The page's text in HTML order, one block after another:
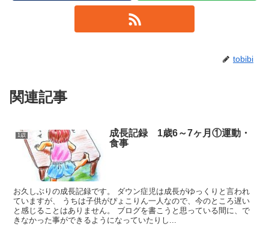
tobibi
関連記事
1歳
成長記録 1歳6～7ヶ月①運動・
食事
お久しぶりの成長記録です。 ダウン症児は成長がゆっくりと言われ
ていますが、 うちは子供がぴょこりん一人なので、今のところ遅い
と感じることはありません。 ブログを書こうと思っている間に、で
きなかった事ができるようになっていたりし...